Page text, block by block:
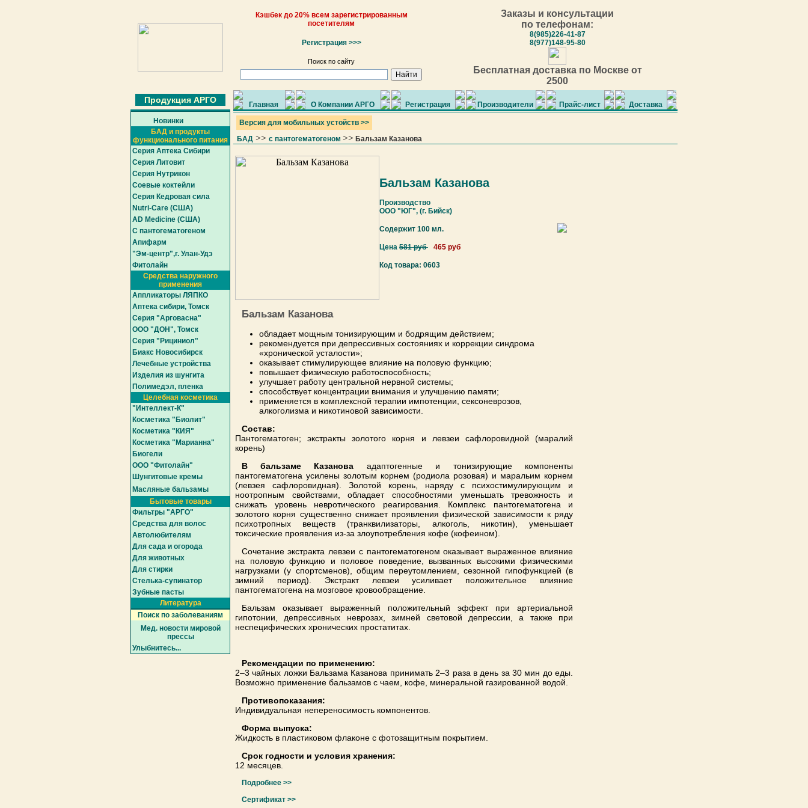
Кэшбек до 20% всем зарегистрированным
посетителям
Регистрация >>>
Поиск по сайту
Заказы и консультации
по телефонам:
8(985)226-41-87
8(977)148-95-80
Бесплатная доставка по Москве от
2500
Продукция АРГО Главная О Компании АРГО Регистрация Производители Прайс-лист
Доставка
Новинки
БАД и продукты
функционального питания
Серия Аптека Сибири
Серия Литовит
Серия Нутрикон
Соевые коктейли
Серия Кедровая сила
Nutri-Care (США)
AD Medicine (США)
С пантогематогеном
Апифарм
"Эм-центр",г. Улан-Удэ
Фитолайн
Средства наружного
применения
Аппликаторы ЛЯПКО
Аптека сибири, Томск
Серия "Арговасна"
ООО "ДОН", Томск
Серия "Рициниол"
Биакс Новосибирск
Лечебные устройства
Изделия из шунгита
Полимедэл, пленка
Целебная косметика
"Интеллект-К"
Косметика "Биолит"
Косметика "КИЯ"
Косметика "Марианна"
Биогели
ООО "Фитолайн"
Шунгитовые кремы
Масляные бальзамы
Бытовые товары
Фильтры "АРГО"
Средства для волос
Автолюбителям
Для сада и огорода
Для животных
Для стирки
Cтелька-супинатор
Зубные пасты
Литература
Поиск по заболеваниям
Мед. новости мировой
прессы
Улыбнитесь...
Версия для мобильных устойств >>
БАД >> с пантогематогеном >> Бальзам Казанова
Бальзам Казанова
Производство
ООО "ЮГ", (г. Бийск)
Содержит 100 мл.
Цена 581 руб 465 руб
Код товара: 0603
Бальзам Казанова
обладает мощным тонизирующим и бодрящим действием;
рекомендуется при депрессивных состояниях и коррекции синдрома
«хронической усталости»;
оказывает стимулирующее влияние на половую функцию;
повышает физическую работоспособность;
улучшает работу центральной нервной системы;
способствует концентрации внимания и улучшению памяти;
применяется в комплексной терапии импотенции, сексоневрозов,
алкоголизма и никотиновой зависимости.
Состав:
Пантогематоген; экстракты золотого корня и левзеи сафлоровидной (маралий
корень)
В бальзаме Казанова адаптогенные и тонизирующие компоненты
пантогематогена усилены золотым корнем (родиола розовая) и маральим корнем
(левзея сафлоровидная). Золотой корень, наряду с психостимулирующим и
ноотропным свойствами, обладает способностями уменьшать тревожность и
снижать уровень невротического реагирования. Комплекс пантогематогена и
золотого корня существенно снижает проявления физической зависимости к ряду
психотропных веществ (транквилизаторы, алкоголь, никотин), уменьшает
токсические проявления из-за злоупотребления кофе (кофеином).
Сочетание экстракта левзеи с пантогематогеном оказывает выраженное влияние
на половую функцию и половое поведение, вызванных высокими физическими
нагрузками (у спортсменов), общим переутомлением, сезонной гипофункцией (в
зимний период). Экстракт левзеи усиливает положительное влияние
пантогематогена на мозговое кровообращение.
Бальзам оказывает выраженный положительный эффект при артериальной
гипотонии, депрессивных неврозах, зимней световой депрессии, а также при
неспецифических хронических простатитах.
Рекомендации по применению:
2–3 чайных ложки Бальзама Казанова принимать 2–3 раза в день за 30 мин до еды.
Возможно применение бальзамов с чаем, кофе, минеральной газированной водой.
Противопоказания:
Индивидуальная непереносимость компонентов.
Форма выпуска:
Жидкость в пластиковом флаконе с фотозащитным покрытием.
Срок годности и условия хранения:
12 месяцев.
Подробнее >>
Сертификат >>